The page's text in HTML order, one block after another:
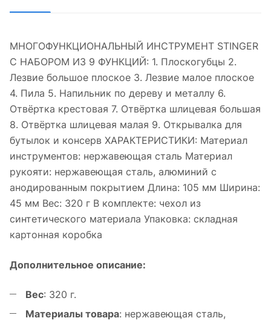
МНОГОФУНКЦИОНАЛЬНЫЙ ИНСТРУМЕНТ STINGER
С НАБОРОМ ИЗ 9 ФУНКЦИЙ: 1. Плоскогубцы 2.
Лезвие большое плоское 3. Лезвие малое плоское
4. Пила 5. Напильник по дереву и металлу 6.
Отвёртка крестовая 7. Отвёртка шлицевая большая
8. Отвёртка шлицевая малая 9. Открывалка для
бутылок и консерв ХАРАКТЕРИСТИКИ: Материал
инструментов: нержавеющая сталь Материал
рукояти: нержавеющая сталь, алюминий с
анодированным покрытием Длина: 105 мм Ширина:
45 мм Вес: 320 г В комплекте: чехол из
синтетического материала Упаковка: складная
картонная коробка
Дополнительное описание:
Вес: 320 г.
Материалы товара: нержавеющая cталь,